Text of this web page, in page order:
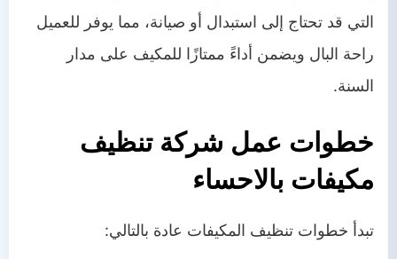
التي قد تحتاج إلى استبدال أو صيانة، مما يوفر للعميل
راحة البال ويضمن أداءً ممتازًا للمكيف على مدار
السنة.
خطوات عمل شركة تنظيف
مكيفات بالاحساء
تبدأ خطوات تنظيف المكيفات عادة بالتالي: